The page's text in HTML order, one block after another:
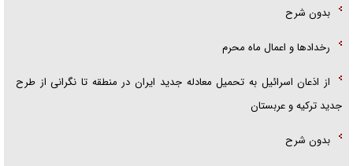
بدون شرح
رخداد‌ها و اعمال ماه محرم
از اذعان اسرائیل به تحمیل معادله جدید ایران در منطقه تا نگرانی از طرح
جدید ترکیه و عربستان
بدون شرح